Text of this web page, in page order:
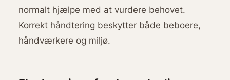
normalt hjælpe med at vurdere behovet.
Korrekt håndtering beskytter både beboere,
håndværkere og miljø.